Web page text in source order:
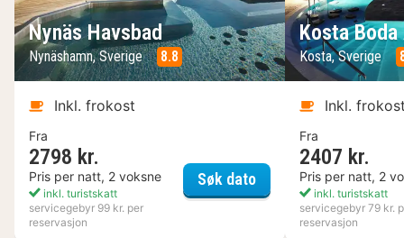
Nynäs Havsbad
Nynäshamn, Sverige 8.8
Inkl. frokost
Fra
2798 kr.
Pris per natt, 2 voksne
inkl. turistskatt
servicegebyr 99 kr. per
reservasjon
Søk datoNynäs Havsbad
Kosta
Kosta, Sverige
Inkl.
Fra
2407 kr.
Pris per natt, 2
inkl. turistskatt
servicegebyr 79 kr.
reservasjon